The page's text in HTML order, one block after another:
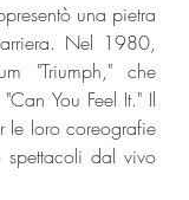
una pietra
Nel 1980,
"Triumph," che
You Feel It." Il
le loro coreografie
dal vivo